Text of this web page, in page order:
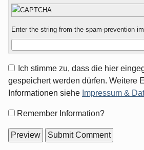
Enter the string from the spam-prevention
Ich stimme zu, dass die hier
gespeichert werden dürfen. Weitere
Informationen siehe Impressum &
FormRemember Information?